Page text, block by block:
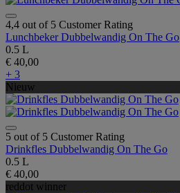
4,4 out of 5 Customer Rating
Lunchbeker Dubbelwandig On The Go
0.5 L
€ 40,00
+ 3
Nieuw
5 out of 5 Customer Rating
Drinkfles Dubbelwandig On The Go
0.5 L
€ 40,00
reddot winner